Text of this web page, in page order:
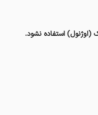
استفاده نشود.